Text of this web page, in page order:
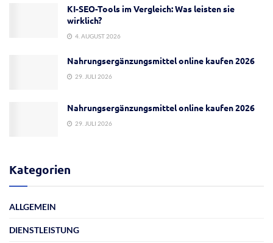
KI-SEO-Tools im Vergleich: Was leisten sie
wirklich?
4. AUGUST 2026
Nahrungsergänzungsmittel online kaufen 2026
29. JULI 2026
Nahrungsergänzungsmittel online kaufen 2026
29. JULI 2026
Kategorien
ALLGEMEIN
DIENSTLEISTUNG